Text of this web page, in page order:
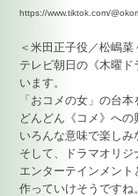
https://www.tiktok.com/
＜米田正子役／松嶋菜
テレビ朝日の《木曜
います。
「おコメの女」の台
どんどん《コメ》への
いろんな意味で楽しみ
そして、ドラマオリジ
エンターテインメン
作っていけそうですね。